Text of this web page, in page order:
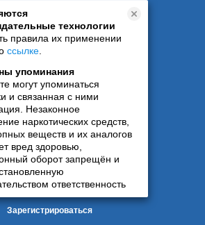
технологии
правила их применении
ссылке
упоминания
могут упоминаться
и связанная с ними
Незаконное
наркотических средств,
веществ и их аналогов
вред здоровью,
оборот запрещён и
ответственность
Зарегистрироваться